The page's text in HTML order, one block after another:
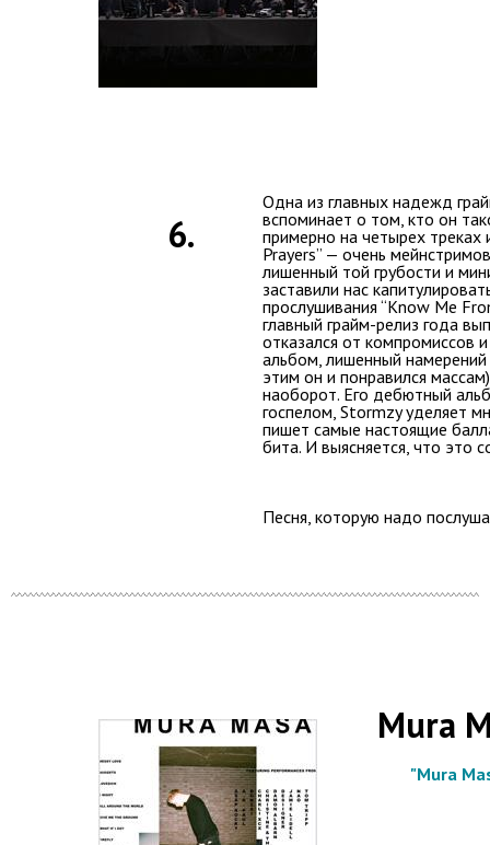
6.
Одна из главных надежд
вспоминает о том, кто он
примерно на четырех треках
Prayers” — очень
лишенный той грубости и
заставили нас
прослушивания “Know Me
главный грайм-релиз года
отказался от компромиссов
альбом, лишенный
этим он и понравился
наоборот. Его дебютный
госпелом, Stormzy уделяет
пишет самые настоящие
бита. И выясняется, что это
Песня, которую надо
Mura
"Mura